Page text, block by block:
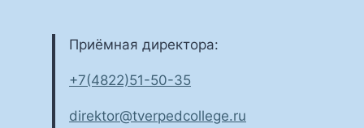
Приёмная директора:
+7(4822)51-50-35
direktor@tverpedcollege.ru